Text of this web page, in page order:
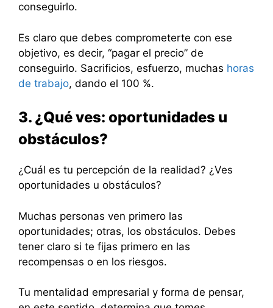
conseguirlo.
Es claro que debes comprometerte con ese
objetivo, es decir, “pagar el precio” de
conseguirlo. Sacrificios, esfuerzo, muchas horas
de trabajo, dando el 100 %.
3. ¿Qué ves: oportunidades u
obstáculos?
¿Cuál es tu percepción de la realidad? ¿Ves
oportunidades u obstáculos?
Muchas personas ven primero las
oportunidades; otras, los obstáculos. Debes
tener claro si te fijas primero en las
recompensas o en los riesgos.
Tu mentalidad empresarial y forma de pensar,